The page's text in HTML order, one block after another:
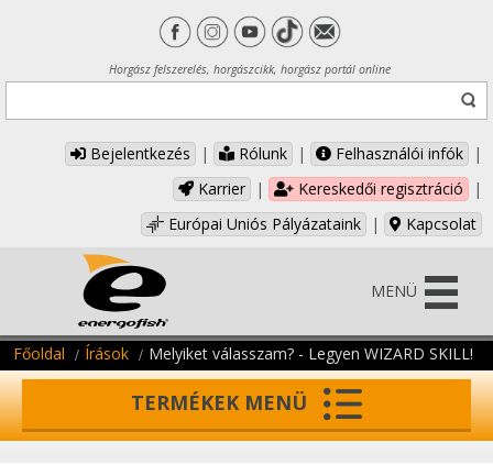
Horgász felszerelés, horgászcikk, horgász portál online
Bejelentkezés | Rólunk | Felhasználói infók
|
Karrier
| Kereskedői regisztráció
|
Európai Uniós Pályázataink
| Kapcsolat
MENÜ
Főoldal Írások Melyiket válasszam? - Legyen WIZARD SKILL!
TERMÉKEK MENÜ